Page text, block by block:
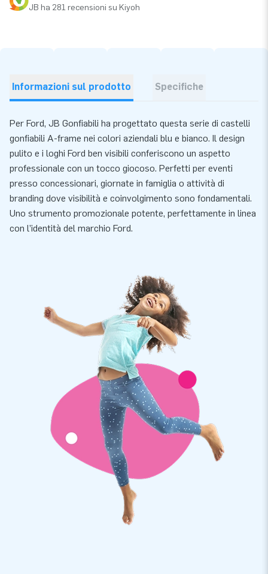
JB ha 281 recensioni su Kiyoh
Informazioni sul prodotto Specifiche
Per Ford, JB Gonfiabili ha progettato questa serie di castelli
gonfiabili A-frame nei colori aziendali blu e bianco. Il design
pulito e i loghi Ford ben visibili conferiscono un aspetto
professionale con un tocco giocoso. Perfetti per eventi
presso concessionari, giornate in famiglia o attività di
branding dove visibilità e coinvolgimento sono fondamentali.
Uno strumento promozionale potente, perfettamente in linea
con l’identità del marchio Ford.